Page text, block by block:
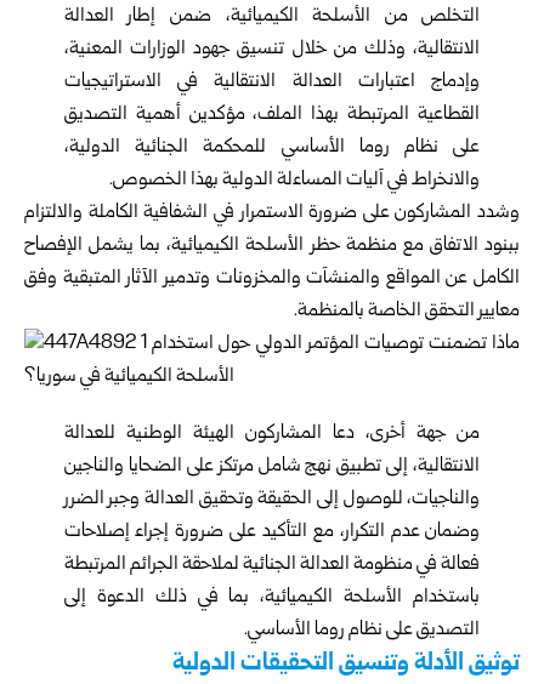
التخلص من الأسلحة الكيميائية، ضمن إطار العدالة
الانتقالية، وذلك من خلال تنسيق جهود الوزارات المعنية،
وإدماج اعتبارات العدالة الانتقالية في الاستراتيجيات
القطاعية المرتبطة بهذا الملف، مؤكدين أهمية التصديق
على نظام روما الأساسي للمحكمة الجنائية الدولية،
والانخراط في آليات المساءلة الدولية بهذا الخصوص.
وشدد المشاركون على ضرورة الاستمرار في الشفافية الكاملة والالتزام
ببنود الاتفاق مع منظمة حظر الأسلحة الكيميائية، بما يشمل الإفصاح
الكامل عن المواقع والمنشآت والمخزونات وتدمير الآثار المتبقية وفق
معايير التحقق الخاصة بالمنظمة.
من جهة أخرى، دعا المشاركون الهيئة الوطنية للعدالة
الانتقالية، إلى تطبيق نهج شامل مرتكز على الضحايا والناجين
والناجيات، للوصول إلى الحقيقة وتحقيق العدالة وجبر الضرر
وضمان عدم التكرار، مع التأكيد على ضرورة إجراء إصلاحات
فعالة في منظومة العدالة الجنائية لملاحقة الجرائم المرتبطة
باستخدام الأسلحة الكيميائية، بما في ذلك الدعوة إلى
التصديق على نظام روما الأساسي.
توثيق الأدلة وتنسيق التحقيقات الدولية